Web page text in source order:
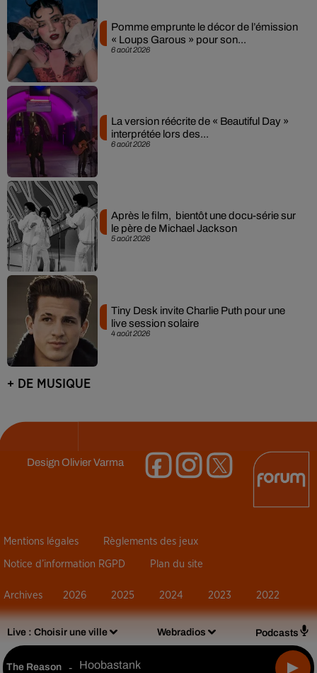
Live : Choisir une ville Webradios Podcasts
The Reason - Hoobastank
6 août 2026
Pomme emprunte le décor de l’émission
« Loups Garous » pour son...
6 août 2026
La version réécrite de « Beautiful Day »
interprétée lors des...
5 août 2026
Après le film, bientôt une docu-série sur
le père de Michael Jackson
4 août 2026
Tiny Desk invite Charlie Puth pour une
live session solaire
+ DE MUSIQUE
DesignOlivier Varma
Mentions légales Règlements des jeux
Notice d’information RGPD Plan du site
Archives 2026 2025 2024 2023 2022